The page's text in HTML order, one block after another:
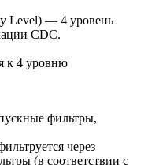
Level) — 4 уровень
CDC.
к 4 уровню
фильтры,
через
(в соответствии с